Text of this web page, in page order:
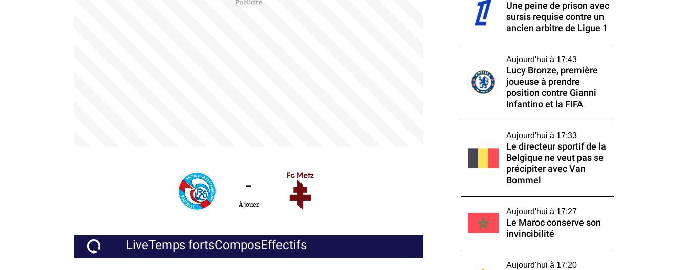
-
À jouer
LiveTemps fortsComposEffectifs
Une peine de prison avec
sursis requise contre un
ancien arbitre de Ligue 1
Aujourd'hui à 17:43
Lucy Bronze, première
joueuse à prendre
position contre Gianni
Infantino et la FIFA
Aujourd'hui à 17:33
Le directeur sportif de la
Belgique ne veut pas se
précipiter avec Van
Bommel
Aujourd'hui à 17:27
Le Maroc conserve son
invincibilité
Aujourd'hui à 17:20